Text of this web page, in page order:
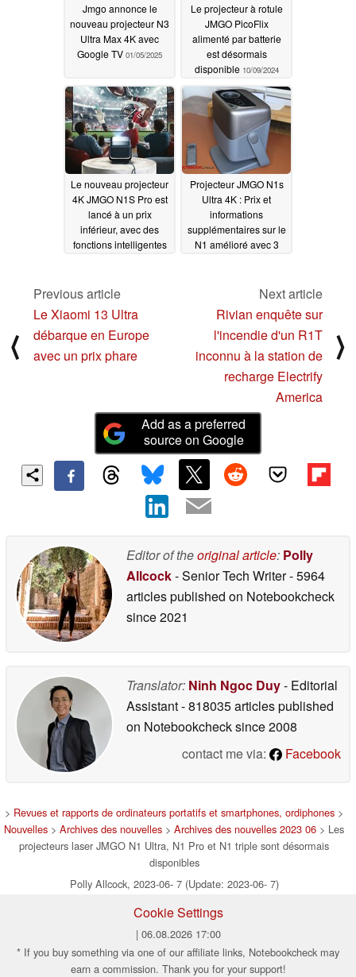
Jmgo annonce le
nouveau projecteur N3
Ultra Max 4K avec
Google TV 01/05/2025
Le projecteur à rotule
JMGO PicoFlix
alimenté par batterie
est désormais
disponible 10/09/2024
Le nouveau projecteur
4K JMGO N1S Pro est
lancé à un prix
inférieur, avec des
fonctions intelligentes
Projecteur JMGO N1s
Ultra 4K : Prix et
informations
supplémentaires sur le
N1 amélioré avec 3
⟨
Previous article
Le Xiaomi 13 Ultra
débarque en Europe
avec un prix phare
Next article
Rivian enquête sur
l'incendie d'un R1T
inconnu à la station de
recharge Electrify
America
⟩
Add as a preferred
source on Google
Editor of theoriginal article: Polly
Allcock- Senior Tech Writer- 5964
articles published on Notebookcheck
since 2021
Translator: Ninh Ngoc Duy- Editorial
Assistant- 818035 articles published
on Notebookchecksince 2008
contact me via:
Facebook
> Revues et rapports de ordinateurs portatifs et smartphones, ordiphones >
Nouvelles > Archives des nouvelles > Archives des nouvelles 2023 06 > Les
projecteurs laser JMGO N1 Ultra, N1 Pro et N1 triple sont désormais
disponibles
Polly Allcock, 2023-06- 7 (Update: 2023-06- 7)
Cookie Settings
| 06.08.2026 17:00
* If you buy something via one of our affiliate links, Notebookcheck may
earn a commission. Thank you for your support!